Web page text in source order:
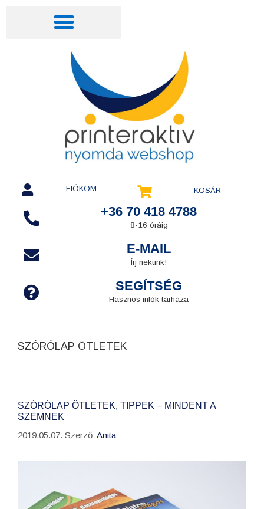
FIÓKOM KOSÁR
+36 70 418 4788
8-16 óráig
E-MAIL
Írj nekünk!
SEGÍTSÉG
Hasznos infók tárháza
SZÓRÓLAP ÖTLETEK
SZÓRÓLAP ÖTLETEK, TIPPEK – MINDENT A
SZEMNEK
2019.05.07. Szerző: Anita